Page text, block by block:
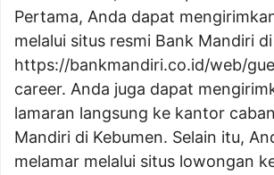
Pertama, Anda dapat
melalui situs resmi Bank Mandiri di
https://bankmandiri.co.id/web/
career. Anda juga dapat
lamaran langsung ke kantor
Mandiri di Kebumen. Selain itu,
melamar melalui situs lowongan